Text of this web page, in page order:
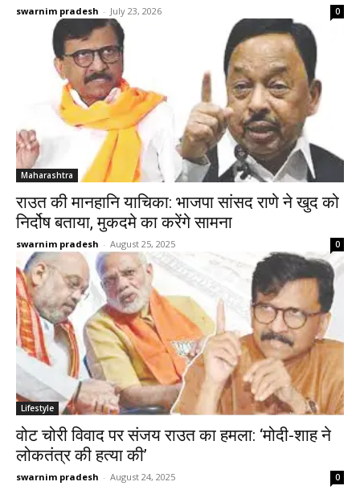
swarnim pradesh - July 23, 2026 0
Maharashtra
राउत की मानहानि याचिका: भाजपा सांसद राणे ने खुद को
निर्दोष बताया, मुकदमे का करेंगे सामना
swarnim pradesh - August 25, 2025 0
Lifestyle
वोट चोरी विवाद पर संजय राउत का हमला: ‘मोदी-शाह ने
लोकतंत्र की हत्या की’
swarnim pradesh - August 24, 2025 0